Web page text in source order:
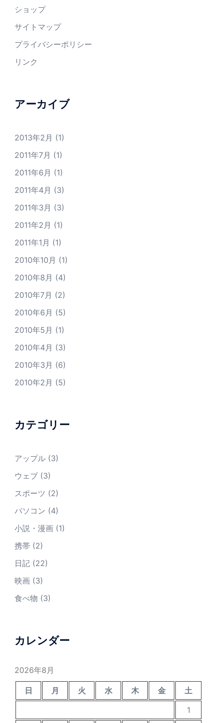
ショップ
サイトマップ
プライバシーポリシー
リンク
アーカイブ
2013年2月 (1)
2011年7月 (1)
2011年6月 (1)
2011年4月 (3)
2011年3月 (3)
2011年2月 (1)
2011年1月 (1)
2010年10月 (1)
2010年8月 (4)
2010年7月 (2)
2010年6月 (5)
2010年5月 (1)
2010年4月 (3)
2010年3月 (6)
2010年2月 (5)
カテゴリー
アップル (3)
ウェブ (3)
スポーツ (2)
パソコン (4)
小説・漫画 (1)
携帯 (2)
日記 (22)
映画 (3)
食べ物 (3)
カレンダー
2026年8月
日 月 火 水 木 金
土
1